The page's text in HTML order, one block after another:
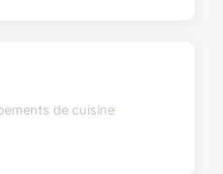
de cuisine